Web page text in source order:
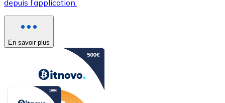
depuis l’application.
En savoir plus